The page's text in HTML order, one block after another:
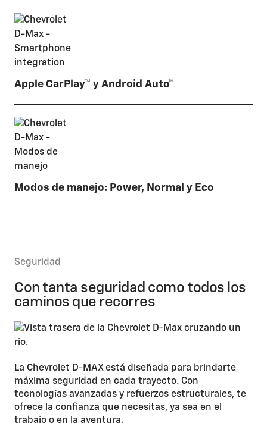
Apple CarPlay™ y Android Auto™
Modos de manejo: Power, Normal y Eco
Seguridad
Con tanta seguridad como todos los
caminos que recorres
La Chevrolet D-MAX está diseñada para brindarte
máxima seguridad en cada trayecto. Con
tecnologías avanzadas y refuerzos estructurales, te
ofrece la confianza que necesitas, ya sea en el
trabajo o en la aventura.